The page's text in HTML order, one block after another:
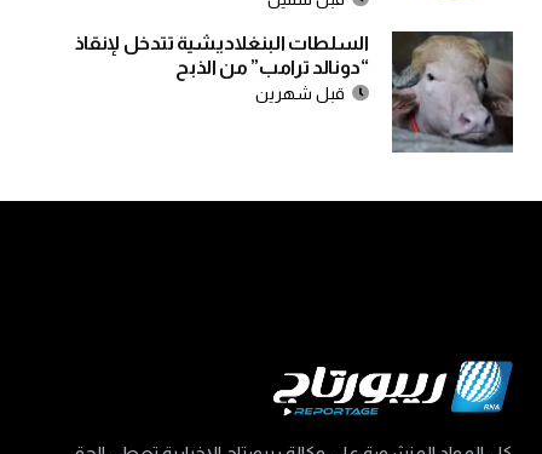
السلطات البنغلاديشية تتدخل لإنقاذ
“دونالد ترامب” من الذبح
قبل شهرين